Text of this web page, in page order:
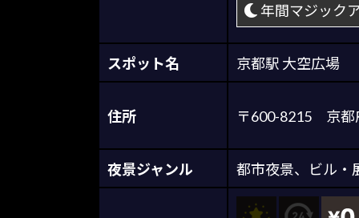
年間マジック
スポット名 京都駅 大空広場
住所 〒600-8215 京
夜景ジャンル 都市夜景、 ビル・